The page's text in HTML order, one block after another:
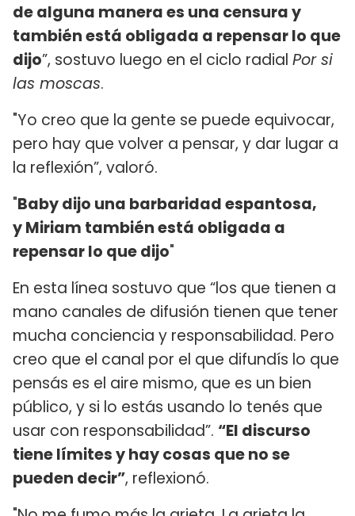
de alguna manera es una censura y
también está obligada a repensar lo que
dijo”, sostuvo luego en el ciclo radial Por si
las moscas.
"Yo creo que la gente se puede equivocar,
pero hay que volver a pensar, y dar lugar a
la reflexión”, valoró.
"Baby dijo una barbaridad espantosa,
yMiriam también está obligada a
repensar lo que dijo"
En esta línea sostuvo que “los que tienen a
mano canales de difusión tienen que tener
mucha conciencia y responsabilidad. Pero
creo que el canal por el que difundís lo que
pensás es el aire mismo, que es un bien
público, y si lo estás usando lo tenés que
usar con responsabilidad”. “El discurso
tiene límites y hay cosas que no se
pueden decir”, reflexionó.